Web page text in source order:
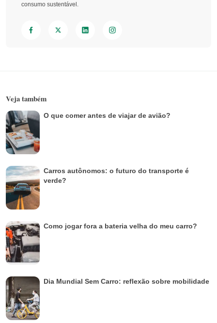
consumo sustentável.
Veja também
O que comer antes de viajar de avião?
Carros autônomos: o futuro do transporte é
verde?
Como jogar fora a bateria velha do meu carro?
Dia Mundial Sem Carro: reflexão sobre mobilidade